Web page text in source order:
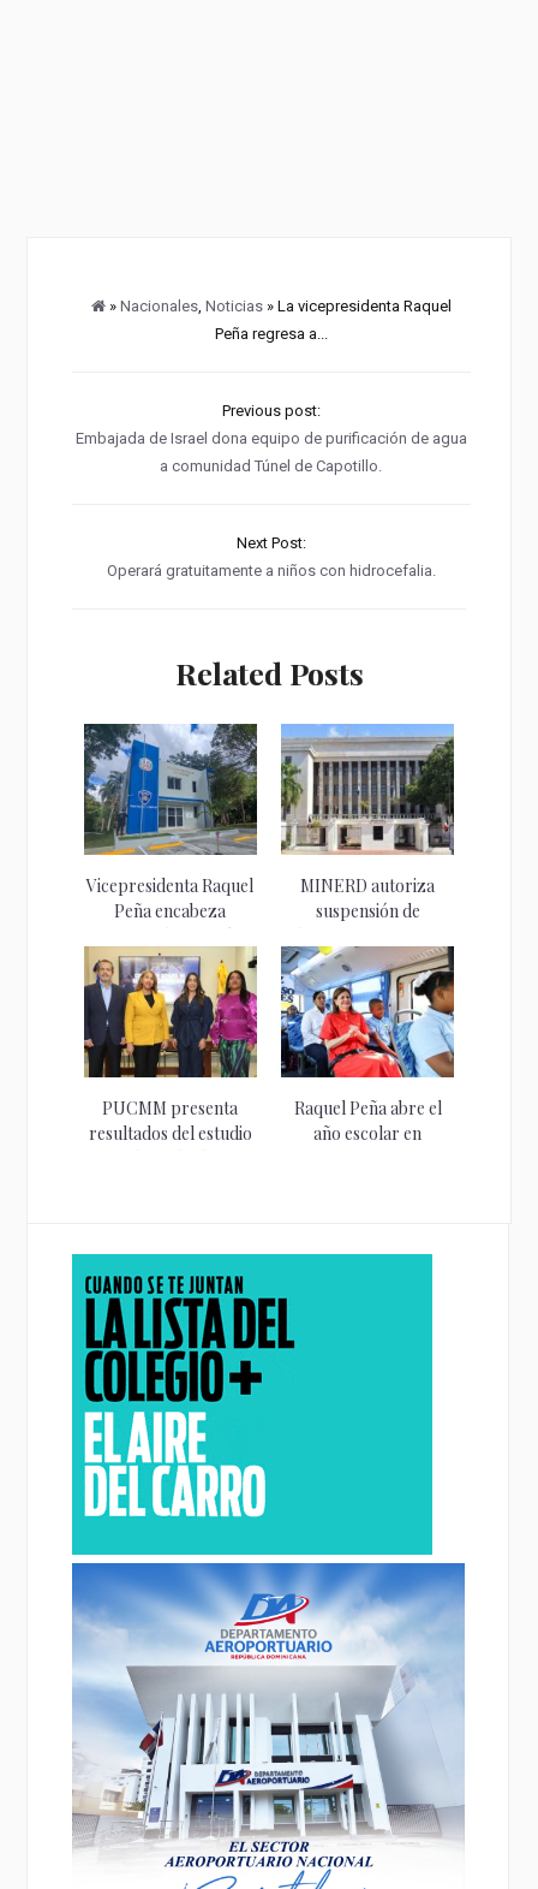
» Nacionales, Noticias» La vicepresidenta Raquel
Peña regresa a...
Previous post:
Embajada de Israel dona equipo de purificación de agua
a comunidad Túnel de Capotillo.
Next Post:
Operará gratuitamente a niños con hidrocefalia.
Related Posts
Vicepresidenta Raquel
Peña encabeza
entrega de estación
policial...
MINERD autoriza
suspensión de
vulnerables...
PUCMM presenta
resultados del estudio
Raquel Peña abre el
año escolar en